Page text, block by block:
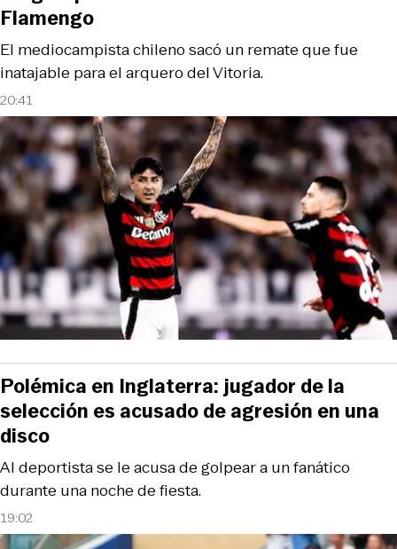
20:41
El mediocampista chileno sacó un remate que fue
inatajable para el arquero del Vitoria.
Flamengo
19:02
Al deportista se le acusa de golpear a un fanático
durante una noche de fiesta.
Polémica en Inglaterra: jugador de la
selección es acusado de agresión en una
disco